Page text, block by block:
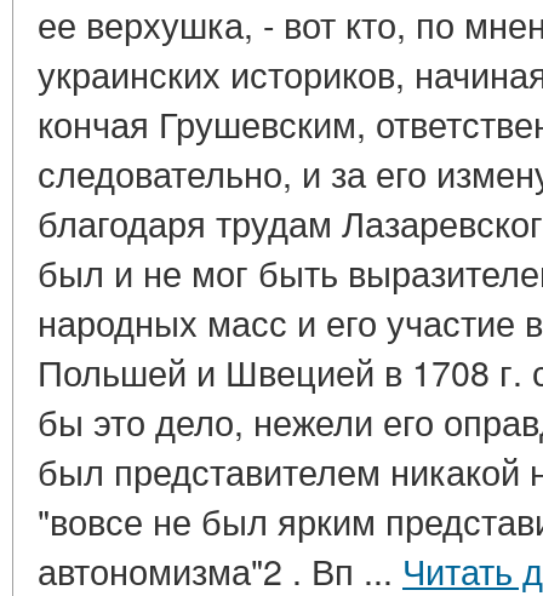
ее верхушка, - вот кто, по
украинских историков,
кончая Грушевским,
следовательно, и за его
благодаря трудам
был и не мог быть
народных масс и его участие
Польшей и Швецией в 1708 г.
бы это дело, нежели его
был представителем никакой
"вовсе не был ярким
автономизма"2 . Вп ... Читать